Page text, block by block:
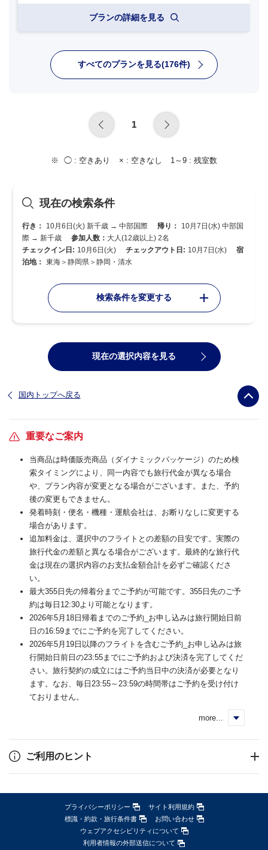
プランの詳細を見る
すべてのプランを見る(176件)
1
◯ : 空きあり × : 空きなし 1～9 : 残室数
現在の検索条件
行き： 10月6日(火) 新千歳 → 中部国際 帰り：
10月7日(水) 中部国
際 → 新千歳
参加人数： 大人(12歳以上) 2名
チェックイン日: 10月6日(火) チェックアウト日: 10月7日(水)
宿
泊地： 東海＞静岡県＞静岡・清水
検索条件を変更する
現在の選択内容を見る
国内トップへ戻る
重要なご案内
当商品は時価販売商品（ダイナミックパッケージ）のため検
索タイミングにより、同一内容でも旅行代金が異なる場合
や、プラン内容が変更となる場合がございます。また、予約
後の変更もできません。
発着時刻・便名・機種・運航会社は、お断りなしに変更する
場合があります。
追加料金は、選択中のフライトとの差額の目安です。実際の
旅行代金の差額と異なる場合がございます。最終的な旅行代
金は現在の選択内容のお支払金額合計を必ずご確認くださ
い。
最大355日先の帰着分までご予約が可能です。355日先のご予
約は毎日12:30より可能となります。
2026年5月18日帰着までのご予約_お申し込みは旅行開始日前
日の16:59までにご予約を完了してください。
2026年5月19日以降のフライトを含むご予約_お申し込みは旅
行開始日前日の23:55までにご予約および決済を完了してくだ
さい。旅行契約の成立にはご予約当日中の決済が必要となり
ます。なお、毎日23:55～23:59の時間帯はご予約を受け付け
ておりません。
more...
ご利用のヒント
プライバシーポリシー
サイト利用規約
標識・約款・旅行条件書
お問い合わせ
ウェブアクセシビリティについて
利用者情報の外部送信について